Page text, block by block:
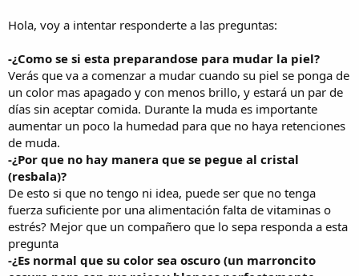
Hola, voy a intentar responderte a las preguntas:
-¿Como se si esta preparandose para mudar la piel?
Verás que va a comenzar a mudar cuando su piel se ponga de
un color mas apagado y con menos brillo, y estará un par de
días sin aceptar comida. Durante la muda es importante
aumentar un poco la humedad para que no haya retenciones
de muda.
-¿Por que no hay manera que se pegue al cristal
(resbala)?
De esto si que no tengo ni idea, puede ser que no tenga
fuerza suficiente por una alimentación falta de vitaminas o
estrés? Mejor que un compañero que lo sepa responda a esta
pregunta
-¿Es normal que su color sea oscuro (un marroncito